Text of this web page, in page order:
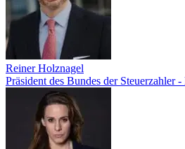
Reiner Holznagel
Präsident des Bundes der